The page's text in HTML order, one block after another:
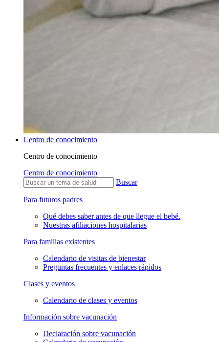
Centro de conocimiento
Centro de conocimiento
Centro de conocimiento
Buscar
Para futuros padres
Qué debes saber antes de que llegue el bebé.
Nuestras afiliaciones hospitalarias
Para familias existentes
Calendario de visitas de bienestar
Preguntas frecuentes y enlaces rápidos
Clases y eventos
Calendario de clases y eventos
Información sobre vacunación
Declaración sobre vacunación